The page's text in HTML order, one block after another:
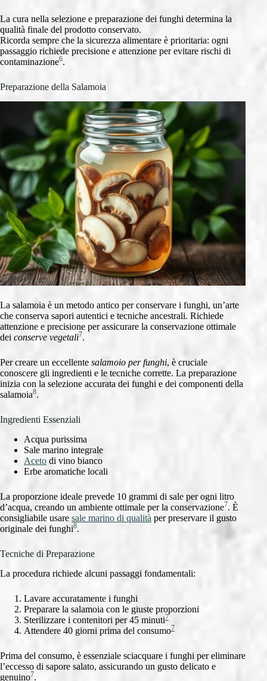
La cura nella selezione e preparazione dei funghi determina la
qualità finale del prodotto conservato.
Ricorda sempre che la sicurezza alimentare è prioritaria: ogni
passaggio richiede precisione e attenzione per evitare rischi di
contaminazione6.
Preparazione della Salamoia
La salamoia è un metodo antico per conservare i funghi, un’arte
che conserva sapori autentici e tecniche ancestrali. Richiede
attenzione e precisione per assicurare la conservazione ottimale
dei conserve vegetali7.
Per creare un eccellente salamoio per funghi, è cruciale
conoscere gli ingredienti e le tecniche corrette. La preparazione
inizia con la selezione accurata dei funghi e dei componenti della
salamoia8.
Ingredienti Essenziali
Acqua purissima
Sale marino integrale
Aceto di vino bianco
Erbe aromatiche locali
La proporzione ideale prevede 10 grammi di sale per ogni litro
d’acqua, creando un ambiente ottimale per la conservazione7. È
consigliabile usare sale marino di qualità per preservare il gusto
originale dei funghi8.
Tecniche di Preparazione
La procedura richiede alcuni passaggi fondamentali:
Lavare accuratamente i funghi
Preparare la salamoia con le giuste proporzioni
Sterilizzare i contenitori per 45 minuti7
Attendere 40 giorni prima del consumo7
Prima del consumo, è essenziale sciacquare i funghi per eliminare
l’eccesso di sapore salato, assicurando un gusto delicato e
genuino7.